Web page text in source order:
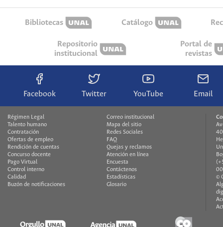
Bibliotecas Catálogo
Repositorio
institucional
Portal de
revistas
Facebook Twitter YouTube Email
Régimen Legal
Talento humano
Contratación
Ofertas de empleo
Rendición de cuentas
Concurso docente
Pago Virtual
Control interno
Calidad
Buzón de notificaciones
Correo institucional
Mapa del sitio
Redes Sociales
FAQ
Quejas y reclamos
Atención en línea
Encuesta
Contáctenos
Estadísticas
Glosario
©